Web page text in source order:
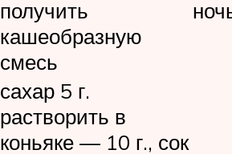
получить
кашеобразную
смесь
сахар 5 г.
растворить в
коньяке — 10 г., сок